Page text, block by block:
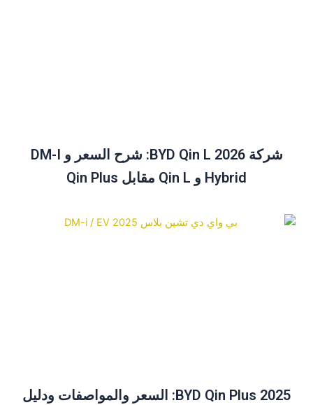
شركة BYD Qin L 2026: شرح السعر و DM-I
Hybrid و Qin L مقابل Qin Plus
BYD Qin Plus 2025: السعر والمواصفات ودليل